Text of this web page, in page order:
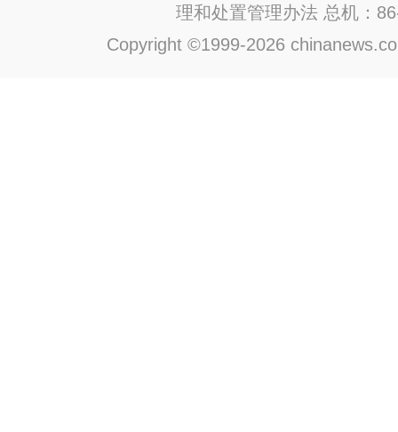
理和处置管理办法 总机：
Copyright ©1999-2026